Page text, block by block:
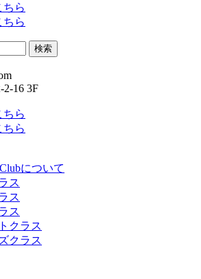
ちら
ちら
16 3F
ちら
ちら
について
ス
ス
ス
クラス
クラス